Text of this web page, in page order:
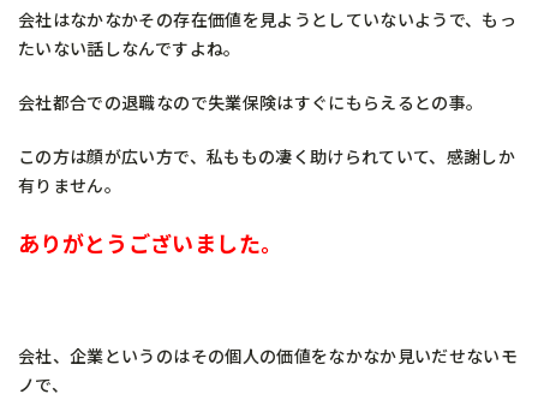
会社はなかなかその存在価値を見ようとしていないようで、もっ
たいない話しなんですよね。
会社都合での退職なので失業保険はすぐにもらえるとの事。
この方は顔が広い方で、私ももの凄く助けられていて、感謝しか
有りません。
ありがとうございました。
会社、企業というのはその個人の価値をなかなか見いだせないモ
ノで、